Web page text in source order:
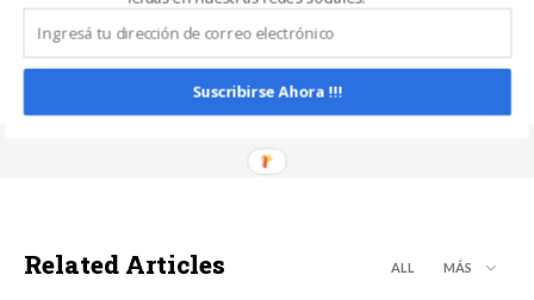
https://www.noticiasdecampo.com/
Related Articles ALL MÁS
Suscribirse Ahora !!!